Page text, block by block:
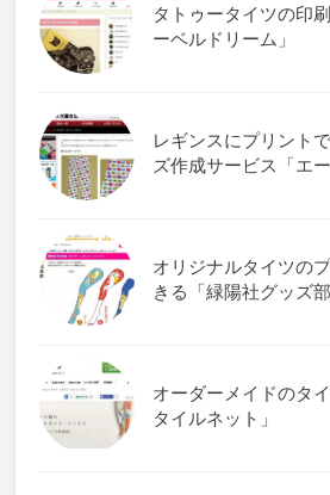
タトゥータイツの印
ーベルドリーム」
レギンスにプリント
ズ作成サービス「エ
オリジナルタイツの
きる「緑陽社グッズ部
オーダーメイドのタ
タイルネット」